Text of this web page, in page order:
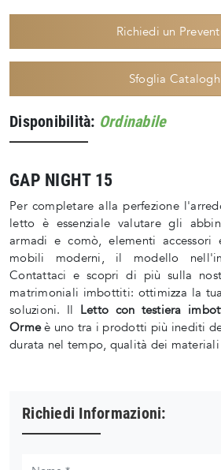
Richiedi un
Sfoglia
Disponibilità: Ordinabile
GAP NIGHT 15
Per completare alla perfezione
letto è essenziale valutare gli
armadi e comò, elementi
mobili moderni, il modello
Contattaci e scopri di più sulla
matrimoniali imbottiti: ottimizza la
soluzioni. Il Letto con testiera
Ormeè uno tra i prodotti più inediti
durata nel tempo, qualità dei
Richiedi Informazioni: